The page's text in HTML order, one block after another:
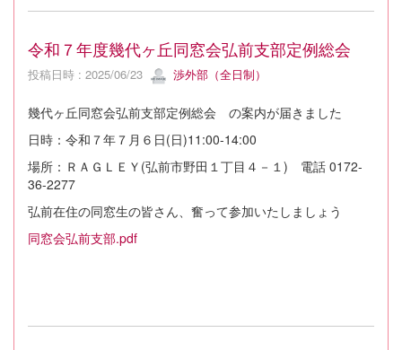
令和７年度幾代ヶ丘同窓会弘前支部定例総会
投稿日時 : 2025/06/23 渉外部（全日制）
幾代ヶ丘同窓会弘前支部定例総会 の案内が届きました
日時：令和７年７月６日(日)11:00-14:00
場所：ＲＡＧＬＥＹ(弘前市野田１丁目４－１) 電話 0172-
36-2277
弘前在住の同窓生の皆さん、奮って参加いたしましょう
同窓会弘前支部.pdf